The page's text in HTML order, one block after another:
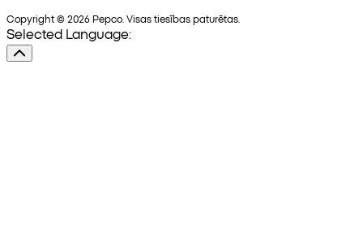
Copyright © 2026 Pepco. Visas tiesības paturētas.
Selected Language: